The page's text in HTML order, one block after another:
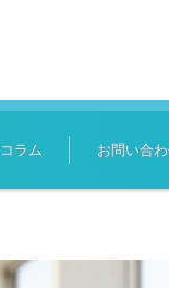
コラム お問い合